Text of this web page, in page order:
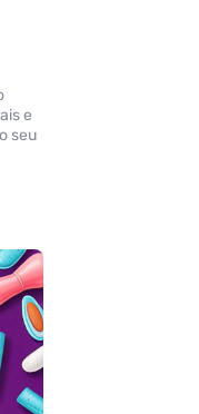
e
seu